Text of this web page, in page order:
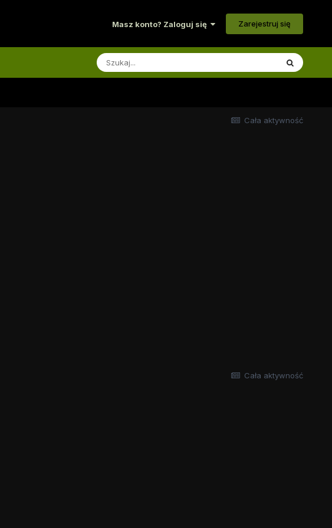
Masz konto? Zaloguj się Zarejestruj się
Cała aktywność
Cała aktywność